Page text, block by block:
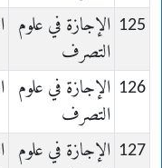
125 الإجازة في علوم
التصرف
126 الإجازة في علوم
التصرف
127 الإجازة في علوم